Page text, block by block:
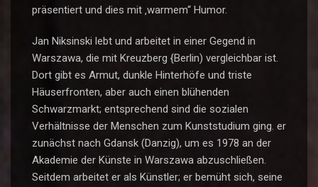
präsentiert und dies mit ‚warmem“ Humor.
Jan Niksinski lebt und arbeitet in einer Gegend in
Warszawa, die mit Kreuzberg {Berlin) vergleichbar ist.
Dort gibt es Armut, dunkle Hinterhöfe und triste
Häuserfronten, aber auch einen blühenden
Schwarzmarkt; entsprechend sind die sozialen
Verhältnisse der Menschen zum Kunststudium ging. er
zunächst nach Gdansk (Danzig), um es 1978 an der
Akademie der Künste in Warszawa abzuschließen.
Seitdem arbeitet er als Künstler; er bemüht sich, seine